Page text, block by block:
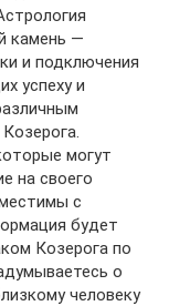
камень —
и подключения
успеху и
могут
на своего
с
будет
Козерога по
о
человеку